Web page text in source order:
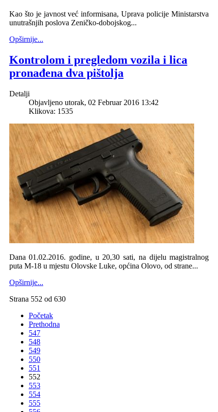
Kao što je javnost već informisana, Uprava policije Ministarstva
unutrašnjih poslova Zeničko-dobojskog...
Opširnije...
Kontrolom i pregledom vozila i lica
pronađena dva pištolja
Detalji
Objavljeno utorak, 02 Februar 2016 13:42
Klikova: 1535
Dana 01.02.2016. godine, u 20,30 sati, na dijelu magistralnog
puta M-18 u mjestu Olovske Luke, općina Olovo, od strane...
Opširnije...
Strana 552 od 630
Početak
Prethodna
547
548
549
550
551
552
553
554
555